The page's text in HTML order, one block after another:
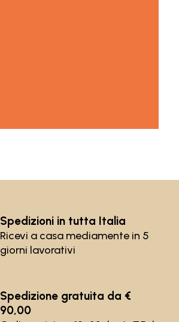
Spedizioni in tutta Italia
Ricevi a casa mediamente in 5
giorni lavorativi
Spedizione gratuita da €
90,00